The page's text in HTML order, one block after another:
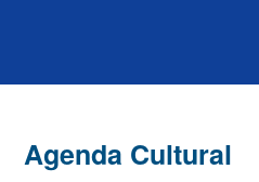
Agenda Cultural